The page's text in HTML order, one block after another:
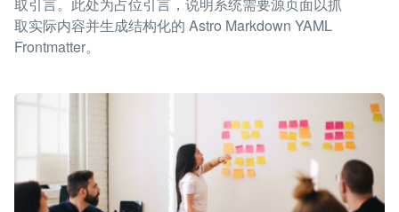
取引言。此处为占位引言，说明系统需要源页面以抓
取实际内容并生成结构化的 Astro Markdown YAML
Frontmatter。